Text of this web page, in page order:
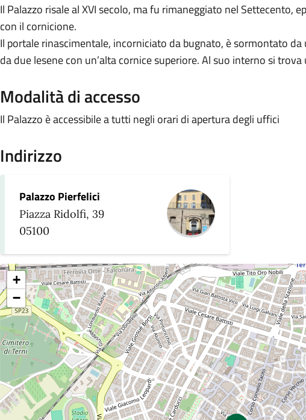
Il Palazzo risale al XVI secolo, ma fu rimaneggiato nel Settecento,
con il cornicione.
Il portale rinascimentale, incorniciato da bugnato, è sormontato
da due lesene con un’alta cornice superiore. Al suo interno si
Modalità di accesso
Il Palazzo è accessibile a tutti negli orari di apertura degli uffici
Indirizzo
Palazzo Pierfelici
Piazza Ridolfi, 39
05100
+
−